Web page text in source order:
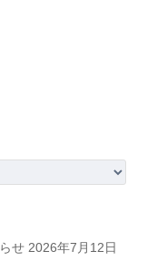
せ 2026年7月12日